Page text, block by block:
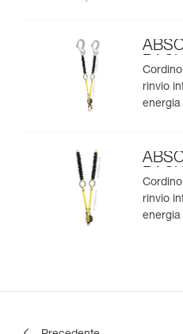
rinvio
energia
BACK
rinvio
energia